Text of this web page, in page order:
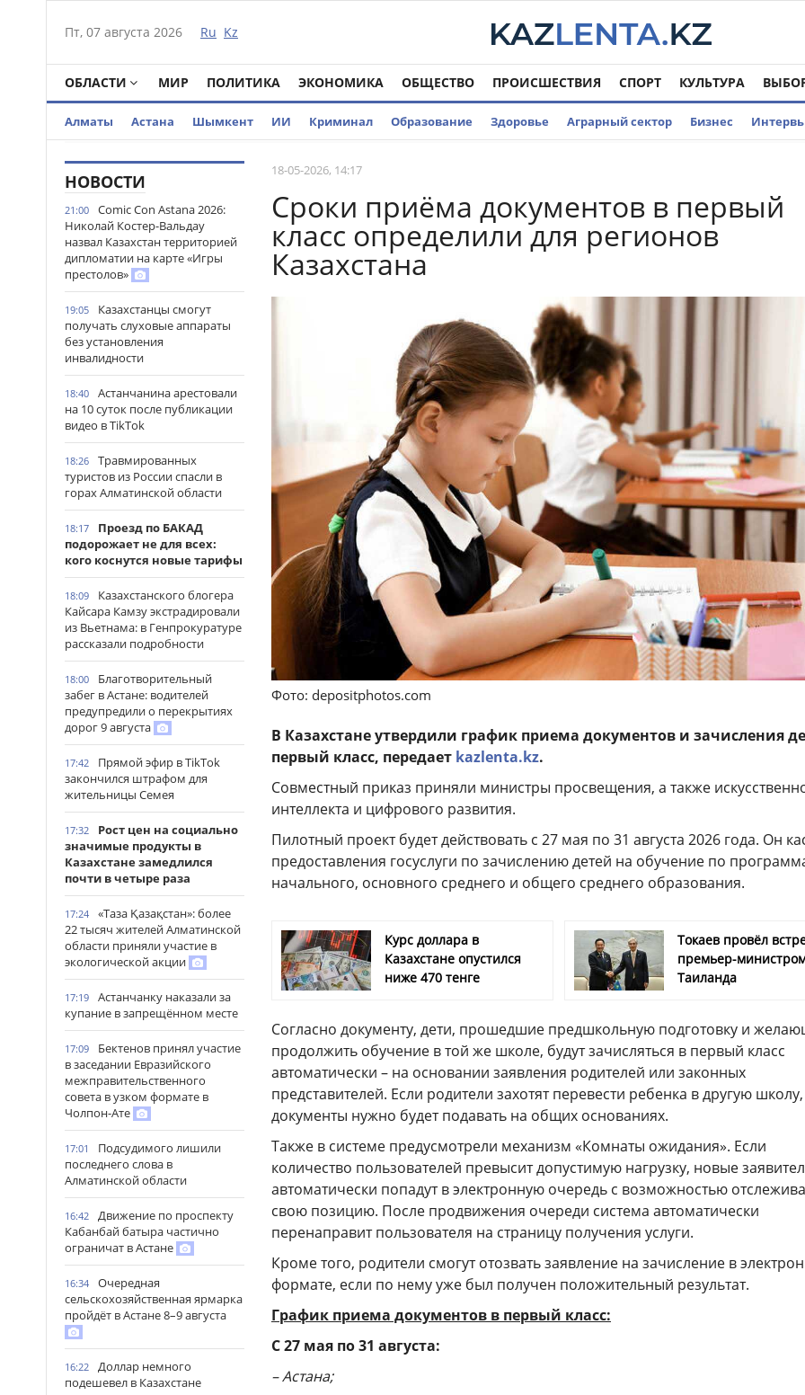
Пт, 07 августа 2026 Ru Kz
ОБЛАСТИ МИР ПОЛИТИКА ЭКОНОМИКА ОБЩЕСТВО ПРОИСШЕСТВИЯ СПОРТ КУЛЬТУРА
Алматы Астана Шымкент ИИ Криминал Образование Здоровье Аграрный сектор Бизнес
НОВОСТИ
21:00
Comic Con Astana 2026:
Николай Костер-Вальдау
назвал Казахстан территорией
дипломатии на карте «Игры
престолов»
19:05
Казахстанцы смогут
получать слуховые аппараты
без установления
инвалидности
18:40
Астанчанина арестовали
на 10 суток после публикации
видео в TikTok
18:26
Травмированных
туристов из России спасли в
горах Алматинской области
18:17
Проезд по БАКАД
подорожает не для всех:
кого коснутся новые тарифы
18:09
Казахстанского блогера
Кайсара Камзу экстрадировали
из Вьетнама: в Генпрокуратуре
рассказали подробности
18:00
Благотворительный
забег в Астане: водителей
предупредили о перекрытиях
дорог 9 августа
17:42
Прямой эфир в TikTok
закончился штрафом для
жительницы Семея
17:32
Рост цен на социально
значимые продукты в
Казахстане замедлился
почти в четыре раза
17:24
«Таза Қазақстан»: более
22 тысяч жителей Алматинской
области приняли участие в
экологической акции
17:19
Астанчанку наказали за
купание в запрещённом месте
17:09
Бектенов принял участие
в заседании Евразийского
межправительственного
совета в узком формате в
Чолпон-Ате
17:01
Подсудимого лишили
последнего слова в
Алматинской области
16:42
Движение по проспекту
Кабанбай батыра частично
ограничат в Астане
16:34
Очередная
сельскохозяйственная ярмарка
пройдёт в Астане 8–9 августа
16:22
Доллар немного
подешевел в Казахстане
18-05-2026, 14:17
Сроки приёма документов в первый
класс определили для регионов
Казахстана
Фото: depositphotos.com
В Казахстане утвердили график приема документов и зачисления
первый класс, передает kazlenta.kz.
Совместный приказ приняли министры просвещения, а также
интеллекта и цифрового развития.
Пилотный проект будет действовать с 27 мая по 31 августа 2026 года. Он
предоставления госуслуги по зачислению детей на обучение по
начального, основного среднего и общего среднего образования.
Курс доллара в
Казахстане опустился
ниже 470 тенге
Токаев провёл
премьер-
Таиланда
Согласно документу, дети, прошедшие предшкольную подготовку и
продолжить обучение в той же школе, будут зачисляться в первый класс
автоматически – на основании заявления родителей или законных
представителей. Если родители захотят перевести ребенка в другую школу,
документы нужно будет подавать на общих основаниях.
Также в системе предусмотрели механизм «Комнаты ожидания». Если
количество пользователей превысит допустимую нагрузку, новые
автоматически попадут в электронную очередь с возможностью
свою позицию. После продвижения очереди система автоматически
перенаправит пользователя на страницу получения услуги.
Кроме того, родители смогут отозвать заявление на зачисление в
формате, если по нему уже был получен положительный результат.
График приема документов в первый класс:
С 27 мая по 31 августа:
– Астана;